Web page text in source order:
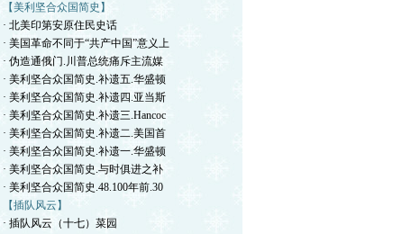
【美利坚合众国简史】
· 北美印第安原住民史话
· 美国革命不同于“共产中国”意义上
· 伪造通俄门.川普总统痛斥主流媒
· 美利坚合众国简史.补遗五.华盛顿
· 美利坚合众国简史.补遗四.亚当斯
· 美利坚合众国简史.补遗三.Hancoc
· 美利坚合众国简史.补遗二.美国首
· 美利坚合众国简史.补遗一.华盛顿
· 美利坚合众国简史.与时俱进之补
· 美利坚合众国简史.48.100年前.30
【插队风云】
· 插队风云（十七）菜园